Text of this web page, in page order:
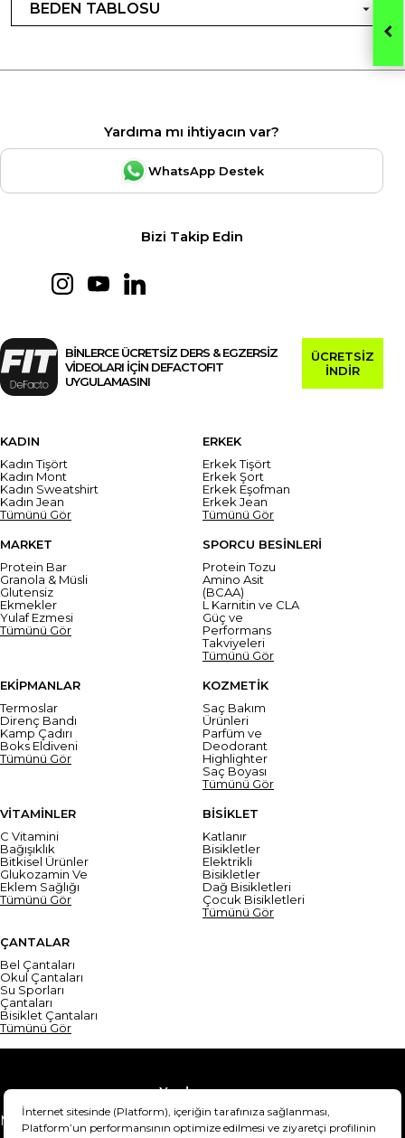
BEDEN TABLOSU
Yardıma mı ihtiyacın var?
WhatsApp Destek
Bizi Takip Edin
BİNLERCE ÜCRETSİZ DERS & EGZERSİZ
VİDEOLARI İÇİN DEFACTOFIT
UYGULAMASINI
ÜCRETSİZ
İNDİR
KADIN
Kadın Tişört
Kadın Mont
Kadın Sweatshirt
Kadın Jean
Tümünü Gör
ERKEK
Erkek Tişört
Erkek Şort
Erkek Eşofman
Erkek Jean
Tümünü Gör
MARKET
Protein Bar
Granola & Müsli
Glutensiz
Ekmekler
Yulaf Ezmesi
Tümünü Gör
SPORCU BESİNLERİ
Protein Tozu
Amino Asit
(BCAA)
L Karnitin ve CLA
Güç ve
Performans
Takviyeleri
Tümünü Gör
EKİPMANLAR
Termoslar
Direnç Bandı
Kamp Çadırı
Boks Eldiveni
Tümünü Gör
KOZMETİK
Saç Bakım
Ürünleri
Parfüm ve
Deodorant
Highlighter
Saç Boyası
Tümünü Gör
VİTAMİNLER
C Vitamini
Bağışıklık
Bitkisel Ürünler
Glukozamin Ve
Eklem Sağlığı
Tümünü Gör
BİSİKLET
Katlanır
Bisikletler
Elektrikli
Bisikletler
Dağ Bisikletleri
Çocuk Bisikletleri
Tümünü Gör
ÇANTALAR
Bel Çantaları
Okul Çantaları
Su Sporları
Çantaları
Bisiklet Çantaları
Tümünü Gör
Yardım
Mesafeli Satış Sözleşmesi
Teslimat Bilgisi